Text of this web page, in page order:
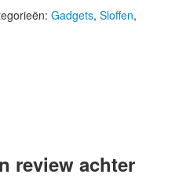
Gadgets, Sloffen,
review achter